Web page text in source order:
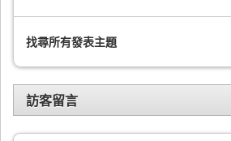
找尋所有發表主題
訪客留言